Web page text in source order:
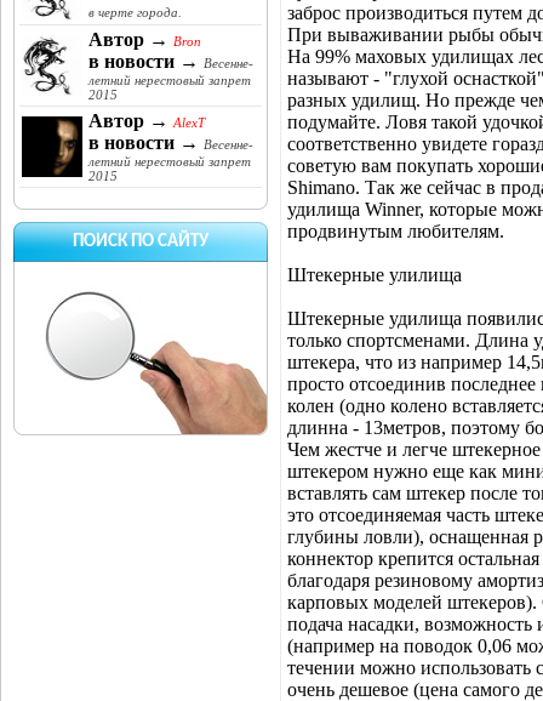
в черте города.
Автор → Bron
в новости →
Весенне-
летний нерестовый запрет
2015
Автор → AlexT
в новости →
Весенне-
летний нерестовый запрет
2015
ПОИСК ПО САЙТУ
заброс производиться путем
При вываживании рыбы
На 99% маховых удилищах
называют - "глухой
разных удилищ. Но прежде
подумайте. Ловя такой
соответственно увидете
советую вам покупать
Shimano. Так же сейчас в
удилища Winner, которые
продвинутым любителям.
Штекерные улилища
Штекерные удилища
только спортсменами.
штекера, что из например
просто отсоединив
колен (одно колено
длинна - 13метров, поэтому
Чем жестче и легче
штекером нужно еще как
вставлять сам штекер после
это отсоединяемая часть
глубины ловли), оснащенная
коннектор крепится
благодаря резиновому
карповых моделей
подача насадки, возможность
(например на поводок 0,06
течении можно использовать
очень дешевое (цена самого